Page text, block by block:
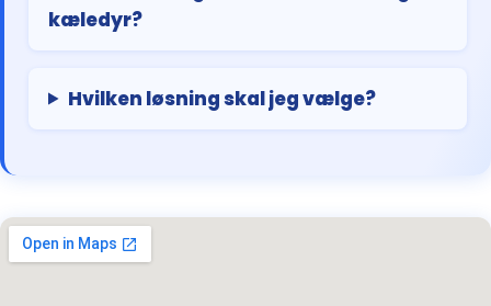
kæledyr?
Hvilken løsning skal jeg vælge?